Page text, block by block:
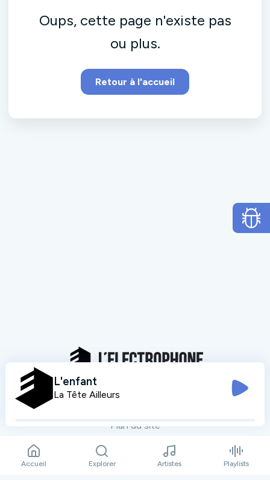
Oups, cette page n'existe pas
ou plus.
Retour à l'accueil
Mentions légales
Plan du site
L'enfant
La Tête Ailleurs
Accueil Explorer Artistes Playlists